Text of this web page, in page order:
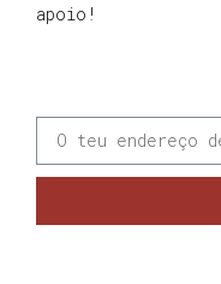
apoio!